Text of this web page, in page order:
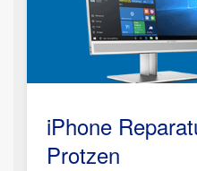
iPhone
Protzen